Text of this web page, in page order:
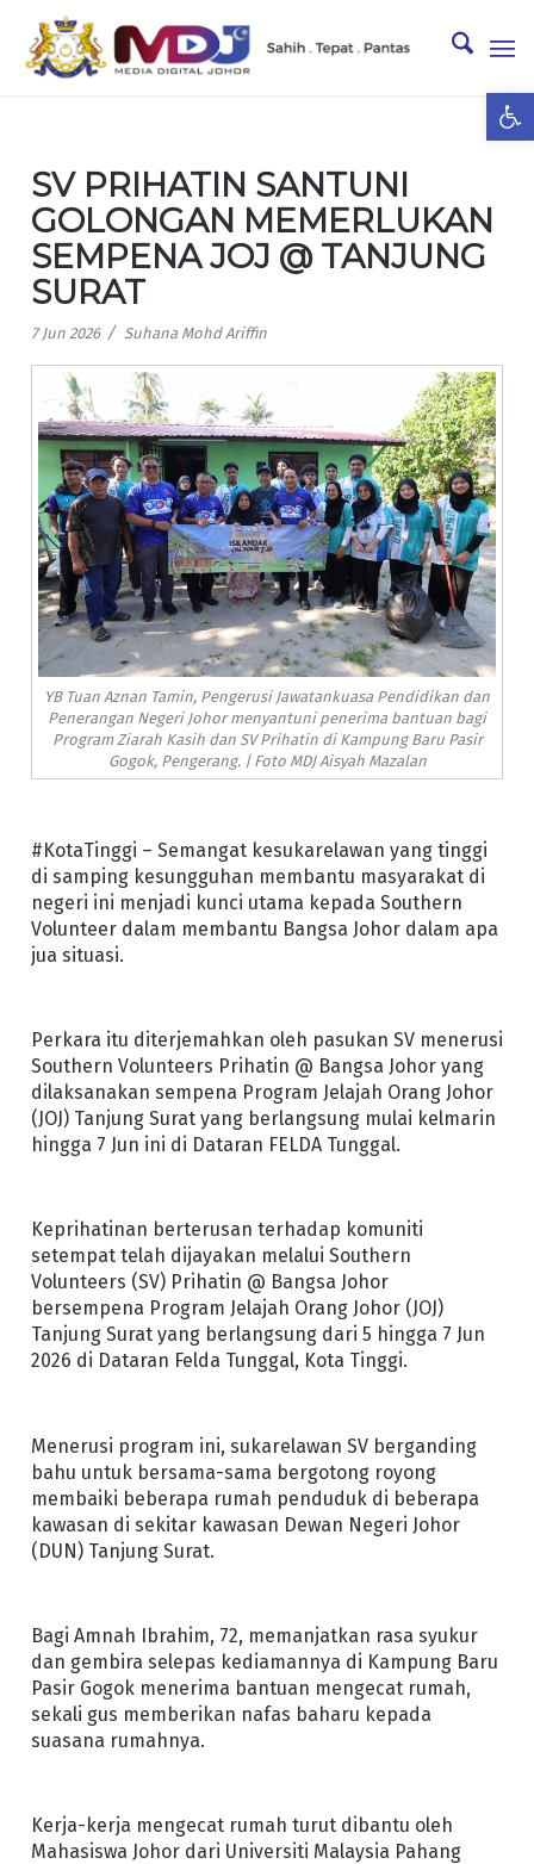
SV PRIHATIN SANTUNI
GOLONGAN MEMERLUKAN
SEMPENA JOJ @ TANJUNG
SURAT
7 Jun 2026 / Suhana Mohd Ariffin
YB Tuan Aznan Tamin, Pengerusi Jawatankuasa Pendidikan dan
Penerangan Negeri Johor menyantuni penerima bantuan bagi
Program Ziarah Kasih dan SV Prihatin di Kampung Baru Pasir
Gogok, Pengerang. | Foto MDJ Aisyah Mazalan
#KotaTinggi – Semangat kesukarelawan yang tinggi
di samping kesungguhan membantu masyarakat di
negeri ini menjadi kunci utama kepada Southern
Volunteer dalam membantu Bangsa Johor dalam apa
jua situasi.
Perkara itu diterjemahkan oleh pasukan SV menerusi
Southern Volunteers Prihatin @ Bangsa Johor yang
dilaksanakan sempena Program Jelajah Orang Johor
(JOJ) Tanjung Surat yang berlangsung mulai kelmarin
hingga 7 Jun ini di Dataran FELDA Tunggal.
Keprihatinan berterusan terhadap komuniti
setempat telah dijayakan melalui Southern
Volunteers (SV) Prihatin @ Bangsa Johor
bersempena Program Jelajah Orang Johor (JOJ)
Tanjung Surat yang berlangsung dari 5 hingga 7 Jun
2026 di Dataran Felda Tunggal, Kota Tinggi.
Menerusi program ini, sukarelawan SV berganding
bahu untuk bersama-sama bergotong royong
membaiki beberapa rumah penduduk di beberapa
kawasan di sekitar kawasan Dewan Negeri Johor
(DUN) Tanjung Surat.
Bagi Amnah Ibrahim, 72, memanjatkan rasa syukur
dan gembira selepas kediamannya di Kampung Baru
Pasir Gogok menerima bantuan mengecat rumah,
sekali gus memberikan nafas baharu kepada
suasana rumahnya.
Kerja-kerja mengecat rumah turut dibantu oleh
Mahasiswa Johor dari Universiti Malaysia Pahang